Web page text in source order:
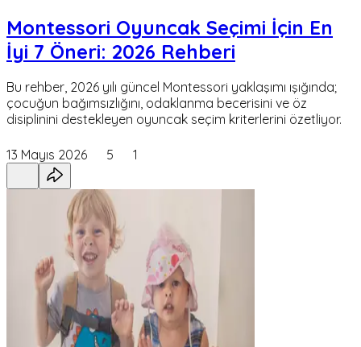
Montessori Oyuncak Seçimi İçin En
İyi 7 Öneri: 2026 Rehberi
Bu rehber, 2026 yılı güncel Montessori yaklaşımı ışığında;
çocuğun bağımsızlığını, odaklanma becerisini ve öz
disiplinini destekleyen oyuncak seçim kriterlerini özetliyor.
13 Mayıs 2026 5 1